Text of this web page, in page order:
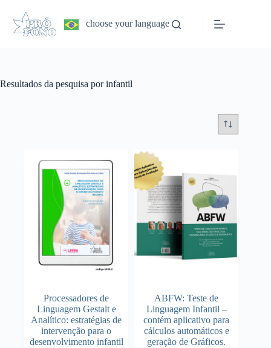
conteúdo
choose your language
Resultados da pesquisa por infantil
Processadores de
Linguagem Gestalt e
Analítico: estratégias de
intervenção para o
desenvolvimento infantil
ABFW: Teste de
Linguagem Infantil –
contém aplicativo para
cálculos automáticos e
geração de Gráficos.